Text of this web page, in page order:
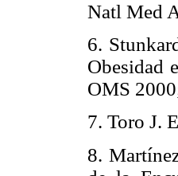
Natl Med
6.
Obesidad
OMS
7. Toro
8.